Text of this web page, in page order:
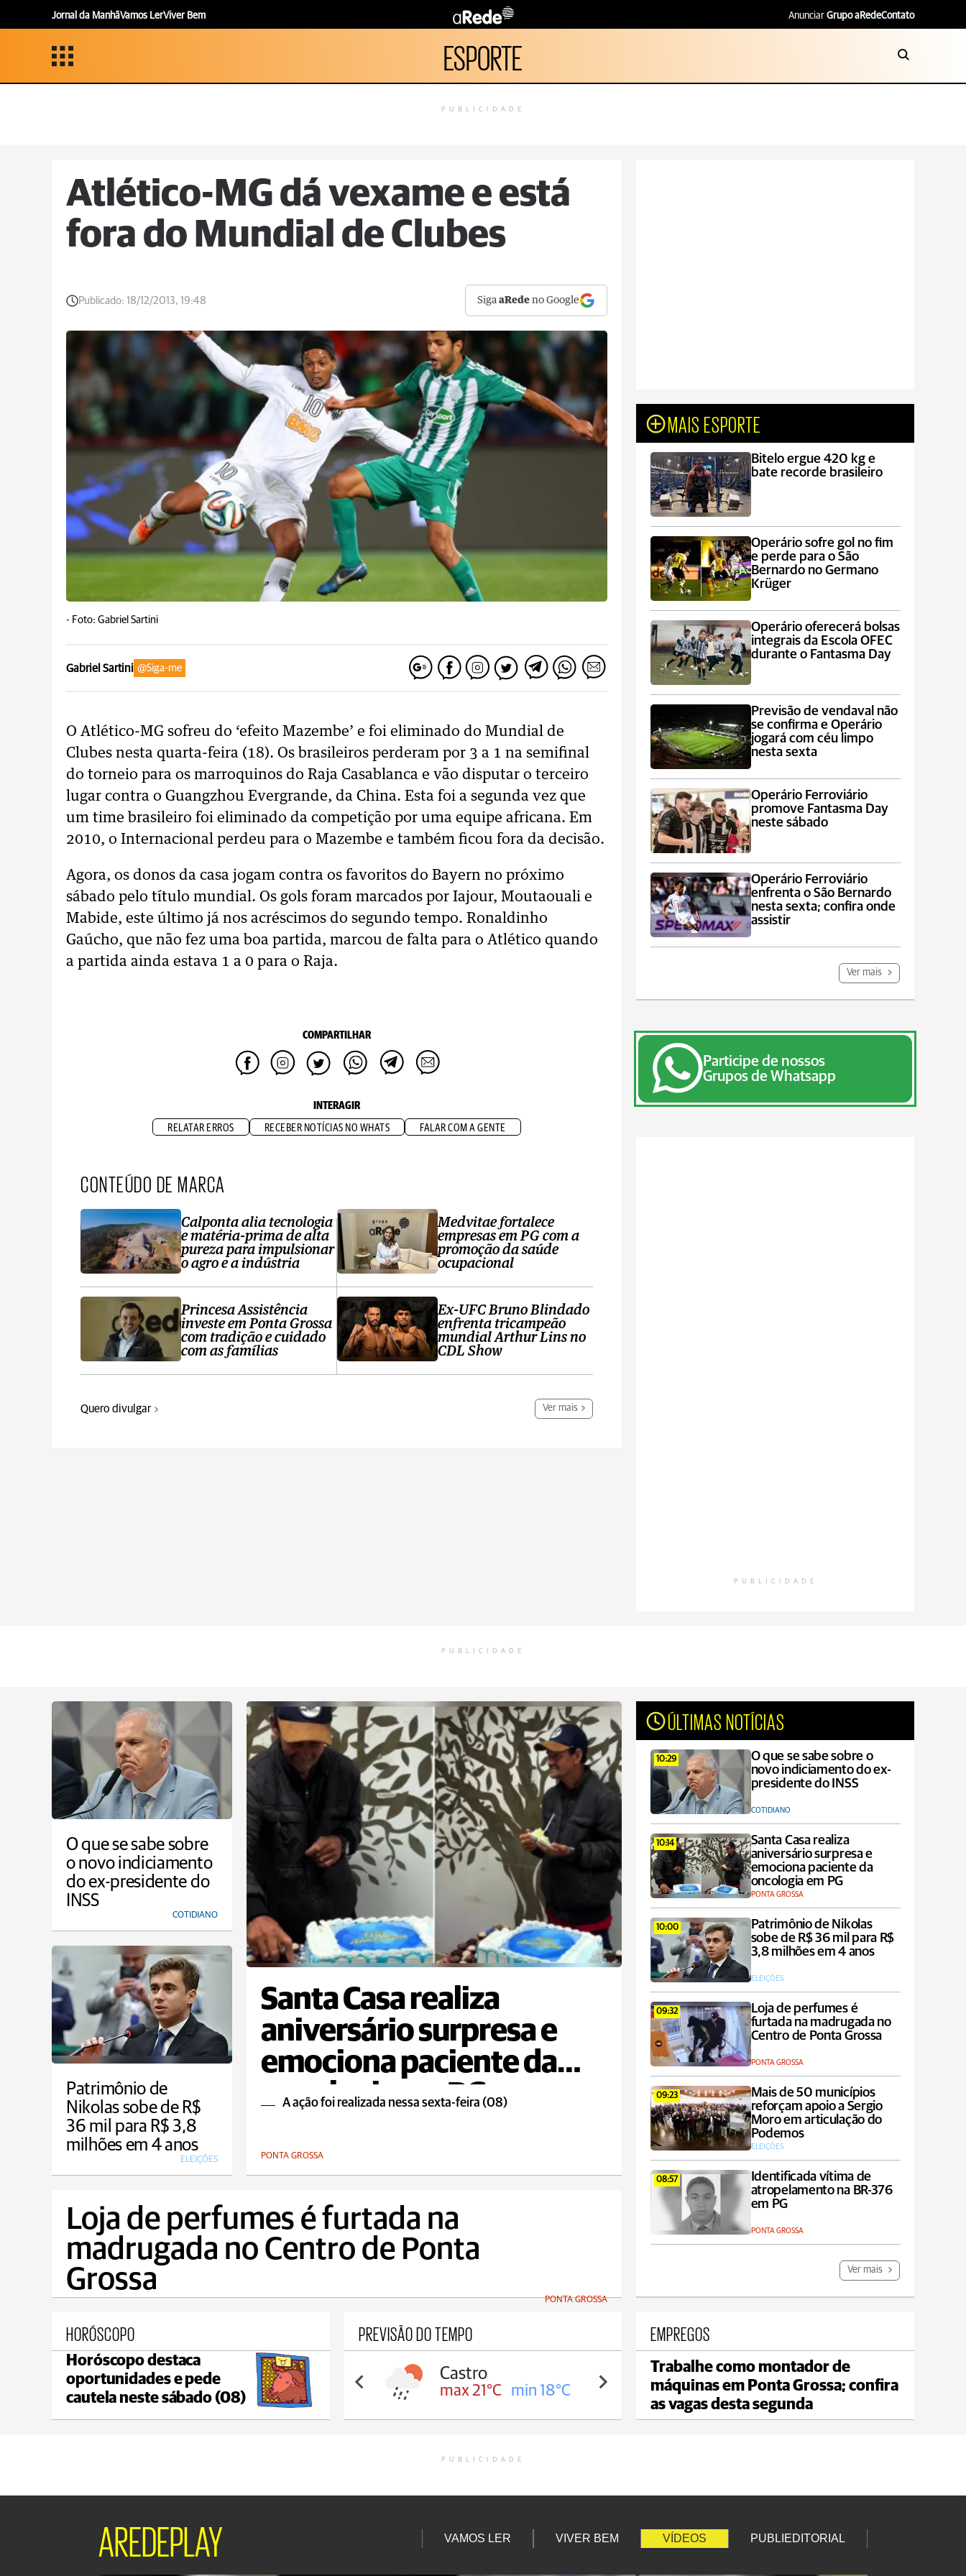
Jornal da ManhãVamos LerViver Bem Anunciar Grupo aRedeContato
ESPORTE
PUBLICIDADE
Atlético-MG dá vexame e está
fora do Mundial de Clubes
Publicado: 18/12/2013, 19:48 SigaaRede no Google
- Foto: Gabriel Sartini
Gabriel Sartini @Siga-me
O Atlético-MG sofreu do ‘efeito Mazembe’ e foi eliminado do Mundial de
Clubes nesta quarta-feira (18). Os brasileiros perderam por 3 a 1 na semifinal
do torneio para os marroquinos do Raja Casablanca e vão disputar o terceiro
lugar contra o Guangzhou Evergrande, da China. Esta foi a segunda vez que
um time brasileiro foi eliminado da competição por uma equipe africana. Em
2010, o Internacional perdeu para o Mazembe e também ficou fora da decisão.
Agora, os donos da casa jogam contra os favoritos do Bayern no próximo
sábado pelo título mundial. Os gols foram marcados por Iajour, Moutaouali e
Mabide, este último já nos acréscimos do segundo tempo. Ronaldinho
Gaúcho, que não fez uma boa partida, marcou de falta para o Atlético quando
a partida ainda estava 1 a 0 para o Raja.
COMPARTILHAR
INTERAGIR
RELATAR ERROS RECEBER NOTÍCIAS NO WHATS FALAR COM A GENTE
CONTEÚDO DE MARCA
Calponta alia tecnologia
e matéria-prima de alta
pureza para impulsionar
o agro e a indústria
Princesa Assistência
investe em Ponta Grossa
com tradição e cuidado
com as famílias
Medvitae fortalece
empresas em PG com a
promoção da saúde
ocupacional
Ex-UFC Bruno Blindado
enfrenta tricampeão
mundial Arthur Lins no
CDL Show
Quero divulgar Ver mais
MAIS ESPORTE
Bitelo ergue 420 kg e
bate recorde brasileiro
Operário sofre gol no fim
e perde para o São
Bernardo no Germano
Krüger
Operário oferecerá bolsas
integrais da Escola OFEC
durante o Fantasma Day
Previsão de vendaval não
se confirma e Operário
jogará com céu limpo
nesta sexta
Operário Ferroviário
promove Fantasma Day
neste sábado
Operário Ferroviário
enfrenta o São Bernardo
nesta sexta; confira onde
assistir
Ver mais
Participe de nossos
Grupos de Whatsapp
PUBLICIDADE
PUBLICIDADE
O que se sabe sobre
o novo indiciamento
do ex-presidente do
INSS
COTIDIANO
Santa Casa realiza
aniversário surpresa e
emociona paciente da
oncologia em PG
A ação foi realizada nessa sexta-feira (08)
PONTA GROSSA
ÚLTIMAS NOTÍCIAS
10:29
O que se sabe sobre o
novo indiciamento do ex-
presidente do INSS
COTIDIANO
10:14
Santa Casa realiza
aniversário surpresa e
emociona paciente da
oncologia em PG
PONTA GROSSA
10:00
Patrimônio de Nikolas
sobe de R$ 36 mil para R$
3,8 milhões em 4 anos
ELEIÇÕES
09:32
Loja de perfumes é
furtada na madrugada no
Centro de Ponta Grossa
PONTA GROSSA
09:23
Mais de 50 municípios
reforçam apoio a Sergio
Moro em articulação do
Podemos
ELEIÇÕES
08:57
Identificada vítima de
atropelamento na BR-376
em PG
PONTA GROSSA
Ver mais
Patrimônio de
Nikolas sobe de R$
36 mil para R$ 3,8
milhões em 4 anos
ELEIÇÕES
Loja de perfumes é furtada na
madrugada no Centro de Ponta
Grossa
PONTA GROSSA
HORÓSCOPO
Horóscopo destaca
oportunidades e pede
cautela neste sábado (08)
PREVISÃO DO TEMPO
Castro
max 21°C min 18°C
Carambeí
max 20°C min 18°C
Jaguariaíva
max 20°C min 18°C
EMPREGOS
Trabalhe como montador de
máquinas em Ponta Grossa; confira
as vagas desta segunda
PUBLICIDADE
AREDEPLAY VAMOS LER VIVER BEM VÍDEOS PUBLIEDITORIAL